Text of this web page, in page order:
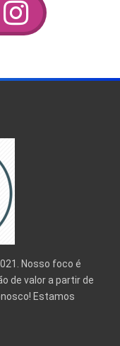
Nosso foco é
de valor a partir de
Estamos